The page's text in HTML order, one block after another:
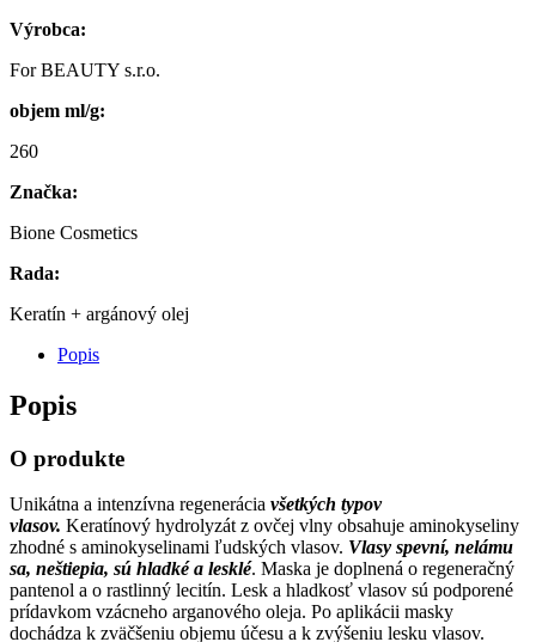
Výrobca:
For BEAUTY s.r.o.
objem ml/g:
260
Značka:
Bione Cosmetics
Rada:
Keratín + argánový olej
Popis
Popis
O produkte
Unikátna a intenzívna regenerácia všetkých typov
vlasov. Keratínový hydrolyzát z ovčej vlny obsahuje aminokyseliny
zhodné s aminokyselinami ľudských vlasov. Vlasy spevní, nelámu
sa, neštiepia, sú hladké a lesklé. Maska je doplnená o regeneračný
pantenol a o rastlinný lecitín. Lesk a hladkosť vlasov sú podporené
prídavkom vzácneho arganového oleja. Po aplikácii masky
dochádza k zväčšeniu objemu účesu a k zvýšeniu lesku vlasov.